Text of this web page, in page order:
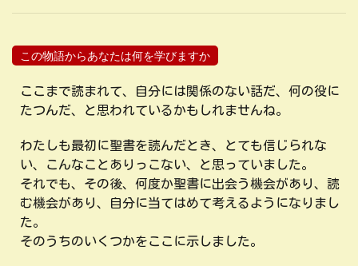
この物語からあなたは何を学びますか
ここまで読まれて、自分には関係のない話だ、何の役に
たつんだ、と思われているかもしれませんね。
わたしも最初に聖書を読んだとき、とても信じられな
い、こんなことありっこない、と思っていました。
それでも、その後、何度か聖書に出会う機会があり、読
む機会があり、自分に当てはめて考えるようになりまし
た。
そのうちのいくつかをここに示しました。